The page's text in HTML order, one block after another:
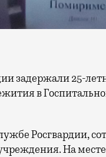
в
Росгвардии,
На